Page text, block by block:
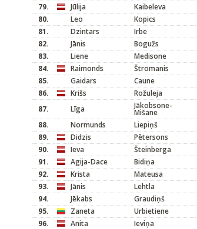
79.
Jūlija Kaibeleva
80.
Leo Kopics
81.
Dzintars Irbe
82.
Jānis Bogužs
83.
Liene Medisone
84.
Raimonds Štromanis
85.
Gaidars Caune
86.
Krišs Rožuleja
87.
Līga Jākobsone-
Mišane
88.
Normunds Liepiņš
89.
Didzis Pētersons
90.
Ieva Šteinberga
91.
Agija-Dace Bidiņa
92.
Krista Mateusa
93.
Jānis Lehtla
94.
Jēkabs Graudiņš
95.
Zaneta Urbietiene
96.
Anita Ieviņa